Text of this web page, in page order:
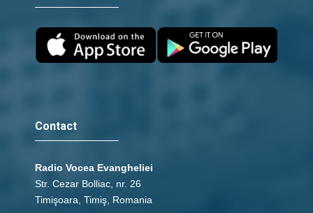
Contact
Radio Vocea Evangheliei
Str. Cezar Bolliac, nr. 26
Timişoara, Timiş, Romania